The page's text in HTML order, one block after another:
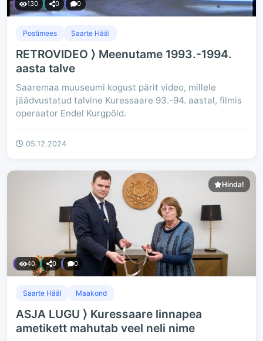
130 0 0
Postimees Saarte Hääl
RETROVIDEO ⟩ Meenutame 1993.-1994.
aasta talve
Saaremaa muuseumi kogust pärit video, millele
jäädvustatud talvine Kuressaare 93.-94. aastal, filmis
operaator Endel Kurgpõld.
05.12.2024
Hinda!
40 0 0
Saarte Hääl Maakond
ASJA LUGU ⟩ Kuressaare linnapea
ametikett mahutab veel neli nime